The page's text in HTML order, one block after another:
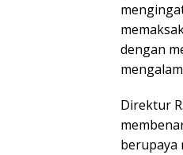
dengan
Direktur
berupaya